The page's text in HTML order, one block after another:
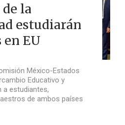
de la
estudiarán
en EU
México-Estados
Educativo y
a estudiantes,
de ambos países